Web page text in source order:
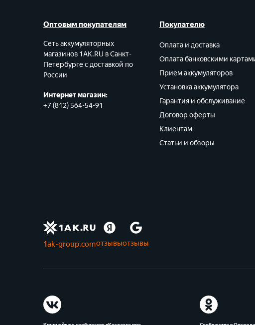
Оптовым покупателям
Сеть аккумуляторных
магазинов 1AK.RU в Санкт-
Петербурге с доставкой по
России
Интернет магазин:
+7 (812) 564-54-91
Покупателю
Оплата и доставка
Оплата банковскими
Прием аккумуляторов
Установка аккумулятора
Гарантия и обслуживание
Договор оферты
Клиентам
Статьи и обзоры
1ak-group.comотзывыотзывы